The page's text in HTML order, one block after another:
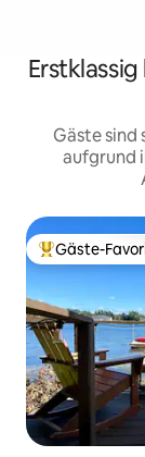
Gäste sind
aufgrund
Beliebter
Gäste-